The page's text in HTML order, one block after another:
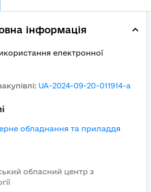
інформація
електронної
: UA-2024-09-20-011914-a
обладнання та приладдя
обласний центр з